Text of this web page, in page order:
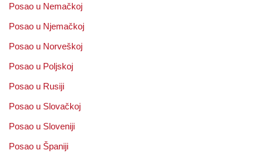
Posao u Nemačkoj
Posao u Njemačkoj
Posao u Norveškoj
Posao u Poljskoj
Posao u Rusiji
Posao u Slovačkoj
Posao u Sloveniji
Posao u Španiji